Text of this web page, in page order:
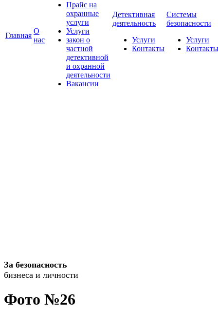
Главная
О
нас
Прайс на
охранные
услуги
Услуги
закон о
частной
детективной
и охранной
деятельности
Вакансии
Детективная
деятельность
Услуги
Контакты
Системы
безопасности
Услуги
Контакты
За безопасность
бизнеса и личности
Фото №26